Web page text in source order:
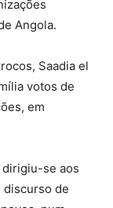
Angola.
Saadia el
votos de
em
dirigiu-se aos
discurso de